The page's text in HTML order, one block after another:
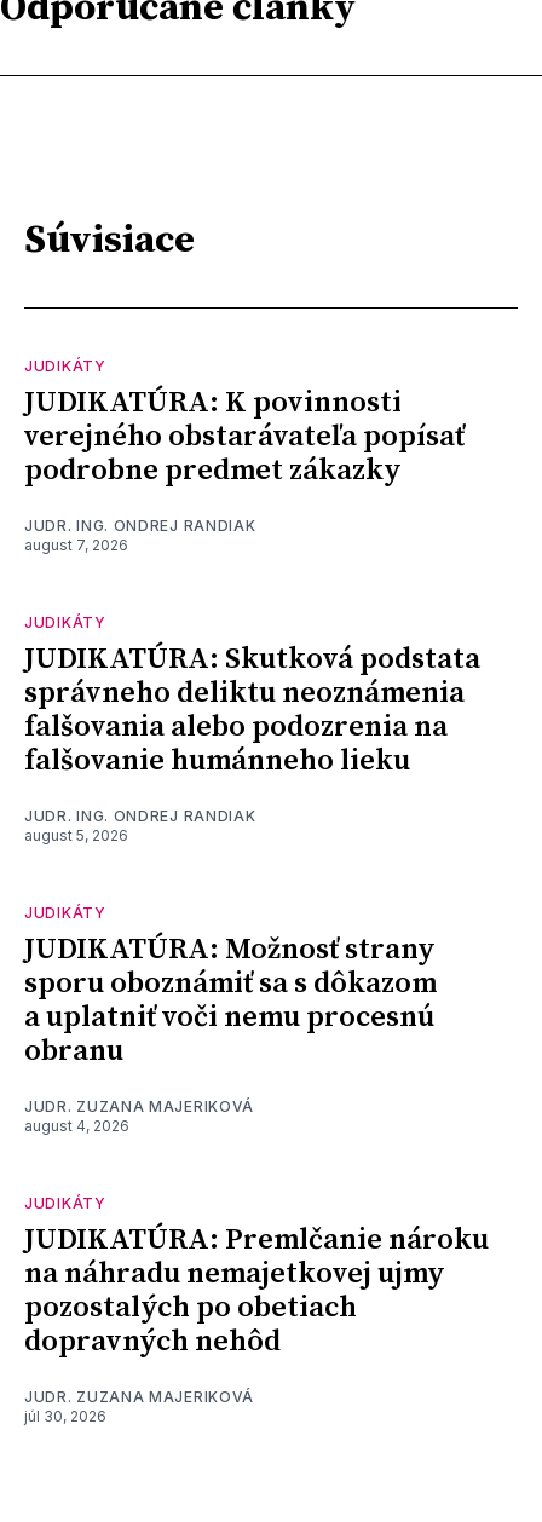
Súvisiace
JUDIKÁTY
JUDIKATÚRA: K povinnosti
verejného obstarávateľa popísať
podrobne predmet zákazky
JUDR. ING. ONDREJ RANDIAK
august 7, 2026
JUDIKÁTY
JUDIKATÚRA: Skutková podstata
správneho deliktu neoznámenia
falšovania alebo podozrenia na
falšovanie humánneho lieku
JUDR. ING. ONDREJ RANDIAK
august 5, 2026
JUDIKÁTY
JUDIKATÚRA: Možnosť strany
sporu oboznámiť sa s dôkazom
a uplatniť voči nemu procesnú
obranu
JUDR. ZUZANA MAJERIKOVÁ
august 4, 2026
JUDIKÁTY
JUDIKATÚRA: Premlčanie nároku
na náhradu nemajetkovej ujmy
pozostalých po obetiach
dopravných nehôd
JUDR. ZUZANA MAJERIKOVÁ
júl 30, 2026